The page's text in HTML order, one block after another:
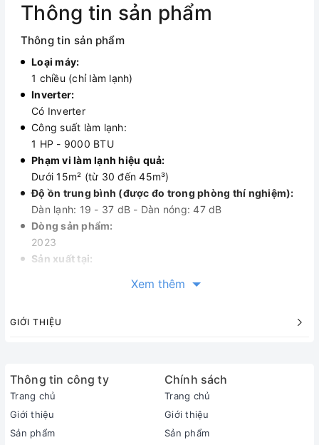
Thông tin sản phẩm
Thông tin sản phẩm
Loại máy:
1 chiều (chỉ làm lạnh)
Inverter:
Có Inverter
Công suất làm lạnh:
1 HP - 9000 BTU
Phạm vi làm lạnh hiệu quả:
Dưới 15m² (từ 30 đến 45m³)
Độ ồn trung bình (được đo trong phòng thí nghiệm):
Dàn lạnh: 19 - 37 dB - Dàn nóng: 47 dB
Dòng sản phẩm:
2023
Sản xuất tại:
Thời gian bảo hành cục lạnh, cục nóng:
Thời gian bảo hành máy nén:
Ống dẫn gas bằng Đồng - Lá tản nhiệt bằng Nhôm
Loại Gas:
Mức tiêu thụ điện năng
Xem thêm
GIỚI THIỆU
Thông tin công ty
Trang chủ
Giới thiệu
Sản phẩm
Chính sách
Trang chủ
Giới thiệu
Sản phẩm